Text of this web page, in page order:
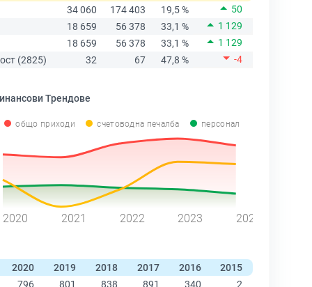
34 060
174 403 19,5 %
50
18 659
56 378 33,1 %
1 129
18 659
56 378 33,1 %
1 129
(2825)
32 67 47,8 % -4
Трендове
общо приходи счетоводна печалба персонал
2020 2021 2022 2023 2024
2020 2019 2018 2017 2016 2015